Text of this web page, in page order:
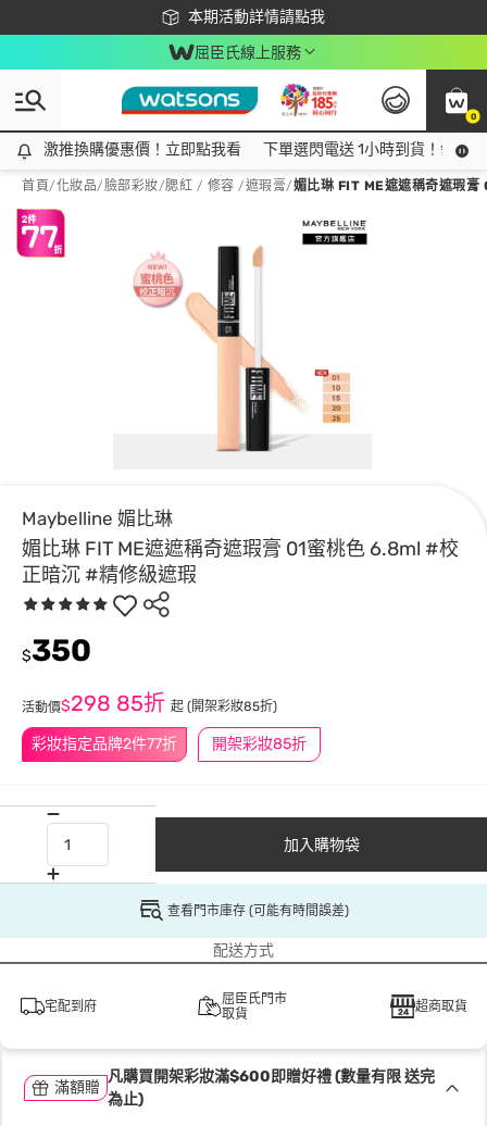
本期活動詳情請點我
下載app最高回饋$350
屈臣氏線上服務
0
激推換購優惠價！立即點我看
激推換購優惠價！立即點我看 下單選閃電送 1小時到貨！領神
首頁/化妝品/臉部彩妝/腮紅 / 修容 /遮瑕膏/媚比琳 FIT ME遮遮稱奇遮瑕
Maybelline 媚比琳
媚比琳 FIT ME遮遮稱奇遮瑕膏 01蜜桃色 6.8ml #校
正暗沉 #精修級遮瑕
彩妝指定品牌2件77折 開架彩妝85折
$350
活動價$298 85折 起 (開架彩妝85折)
加入購物袋
查看門市庫存 (可能有時間誤差)
配送方式
宅配到府
屈臣氏門市
取貨
超商取貨
滿額贈
凡購買開架彩妝滿$600即贈好禮 (數量有限 送完
為止)